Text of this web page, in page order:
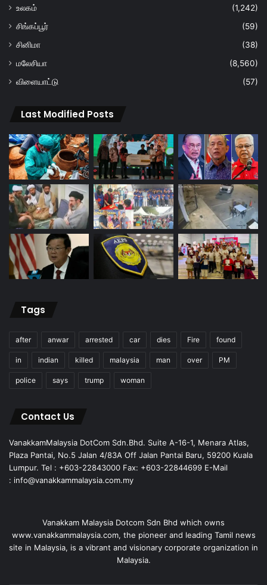
உலகம்
(1,242)
சிங்கப்பூர்
(59)
சினிமா
(38)
மலேசியா
(8,560)
விளையாட்டு
(57)
Last Modified Posts
Tags
after anwar arrested car dies Fire found
in indian killed malaysia man over PM
police says trump woman
Contact Us
VanakkamMalaysia DotCom Sdn.Bhd. Suite A-16-1, Menara Atlas,
Plaza Pantai, No.5 Jalan 4/83A Off Jalan Pantai Baru, 59200 Kuala
Lumpur. Tel : +603-22843000 Fax: +603-22844699 E-Mail
: info@vanakkammalaysia.com.my
Vanakkam Malaysia Dotcom Sdn Bhd which owns
www.vanakkammalaysia.com, the pioneer and leading Tamil news
site in Malaysia, is a vibrant and visionary corporate organization in
Malaysia.